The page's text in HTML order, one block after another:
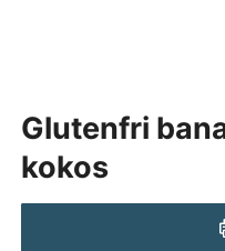
Glutenfri
kokos